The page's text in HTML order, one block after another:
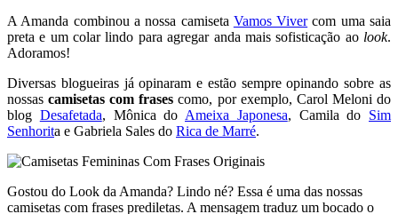
A Amanda combinou a nossa camiseta Vamos Vivercom uma saia
preta e um colar lindo para agregar anda mais sofisticação ao look.
Adoramos!
Diversas blogueiras já opinaram e estão sempre opinando sobre as
nossascamisetas com frases como, por exemplo, Carol Meloni do
blog Desafetada, Mônica do Ameixa Japonesa, Camila do Sim
Senhorita e Gabriela Sales do Rica de Marré.
Gostou do Look da Amanda? Lindo né? Essa é uma das nossas
camisetas com frases prediletas. A mensagem traduz um bocado o